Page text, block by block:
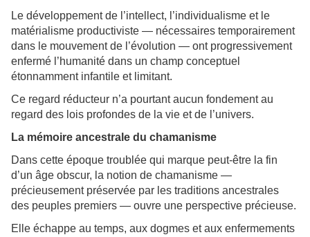
Le développement de l’intellect, l’individualisme et le
matérialisme productiviste — nécessaires temporairement
dans le mouvement de l’évolution — ont progressivement
enfermé l’humanité dans un champ conceptuel
étonnamment infantile et limitant.
Ce regard réducteur n’a pourtant aucun fondement au
regard des lois profondes de la vie et de l’univers.
La mémoire ancestrale du chamanisme
Dans cette époque troublée qui marque peut-être la fin
d’un âge obscur, la notion de chamanisme —
précieusement préservée par les traditions ancestrales
des peuples premiers — ouvre une perspective précieuse.
Elle échappe au temps, aux dogmes et aux enfermements